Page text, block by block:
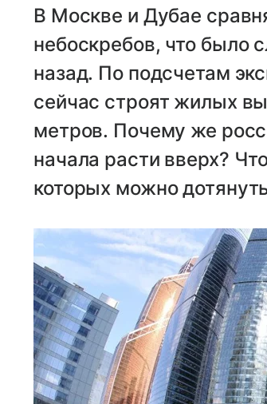
В Москве и Дубае
небоскребов, что было
назад. По подсчетам
сейчас строят жилых
метров. Почему же
начала расти вверх?
которых можно